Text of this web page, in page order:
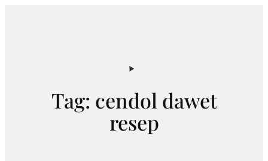
Tag: cendol dawet
resep